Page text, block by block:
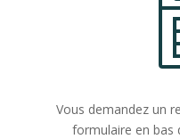
Vous demandez un
formulaire en bas